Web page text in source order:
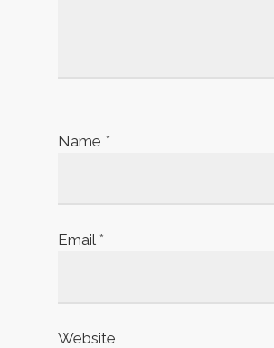
Name *
Email *
Website